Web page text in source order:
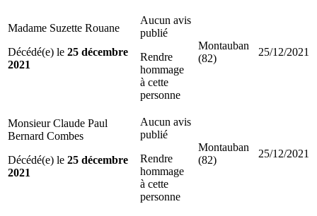
Madame Suzette Rouane
Décédé(e) le 25 décembre
2021
Aucun avis
publié
Rendre
hommage
à cette
personne
Montauban
(82)
25/12/2021
Monsieur Claude Paul
Bernard Combes
Décédé(e) le 25 décembre
2021
Aucun avis
publié
Rendre
hommage
à cette
personne
Montauban
(82)
25/12/2021